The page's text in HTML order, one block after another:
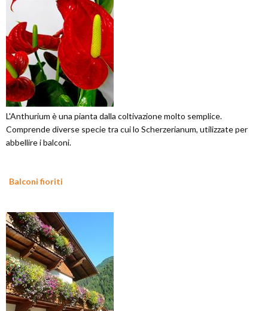
L'Anthurium è una pianta dalla coltivazione molto semplice.
Comprende diverse specie tra cui lo Scherzerianum, utilizzate per
abbellire i balconi.
Balconi fioriti